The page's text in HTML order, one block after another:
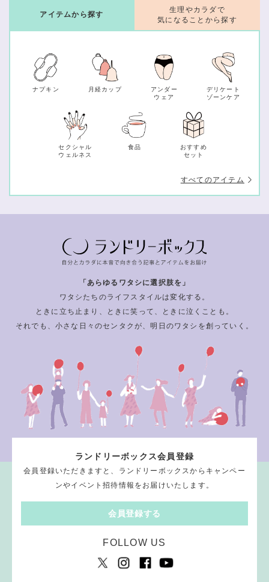
アイテムから探す
ナプキン 月経カップ
アンダー
ウェア
デリケート
ゾーンケア
セクシャル
ウェルネス
食品
おすすめ
セット
すべてのアイテム
生理やカラダで
気になることから探す
「あらゆるワタシに選択肢を」
ワタシたちのライフスタイルは変化する。
ときに立ち止まり、ときに笑って、ときに泣くことも。
それでも、小さな日々のセンタクが、明日のワタシを創っていく。
ランドリーボックス会員登録
会員登録いただきますと、ランドリーボックスからキャンペー
ンやイベント招待情報をお届けいたします。
会員登録する
FOLLOW US